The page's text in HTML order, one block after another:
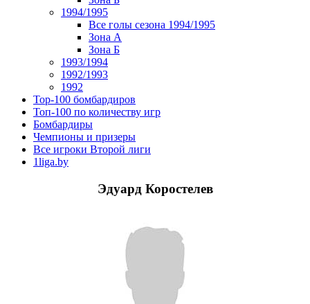
1994/1995
Все голы сезона 1994/1995
Зона А
Зона Б
1993/1994
1992/1993
1992
Top-100 бомбардиров
Топ-100 по количеству игр
Бомбардиры
Чемпионы и призеры
Все игроки Второй лиги
1liga.by
Эдуард Коростелев